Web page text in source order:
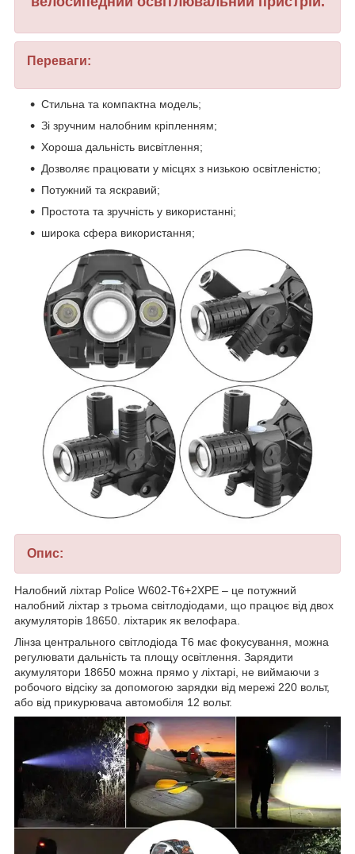
Переваги:
Стильна та компактна модель;
Зі зручним налобним кріпленням;
Хороша дальність висвітлення;
Дозволяє працювати у місцях з низькою освітленістю;
Потужний та яскравий;
Простота та зручність у використанні;
широка сфера використання;
Опис:
Налобний ліхтар Police W602-T6+2XPE – це потужний
налобний ліхтар з трьома світлодіодами, що працює від двох
акумуляторів 18650. ліхтарик як велофара.
Лінза центрального світлодіода Т6 має фокусування, можна
регулювати дальність та площу освітлення. Зарядити
акумулятори 18650 можна прямо у ліхтарі, не виймаючи з
робочого відсіку за допомогою зарядки від мережі 220 вольт,
або від прикурювача автомобіля 12 вольт.